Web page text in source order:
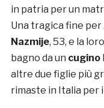
in patria per un
Una tragica fine per
Nazmije, 53, e la
bagno da un cugino
altre due figlie più
rimaste in Italia per